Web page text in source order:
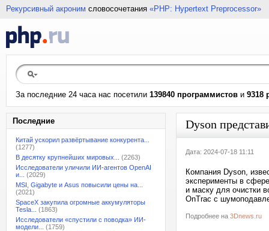
Рекурсивный акроним словосочетания «PHP: Hypertext Preprocessor»
За последние 24 часа нас посетили 139840 программистов и 9318
Последние
Китай ускорил развёртывание конкурента...
(1277)
В десятку крупнейших мировых...
(2263)
Исследователи уличили ИИ-агентов OpenAI
и...
(2029)
MSI, Gigabyte и Asus повысили цены на...
(2021)
SpaceX закупила огромные аккумуляторы
Tesla...
(1863)
Исследователи «спустили с поводка» ИИ-
модели...
(1759)
Dyson
Дата: 2024-07-18 11:11
Компания Dyson,
эксперименты в
и маску для очистки
OnTrac с
Подробнее на 3Dnews.ru